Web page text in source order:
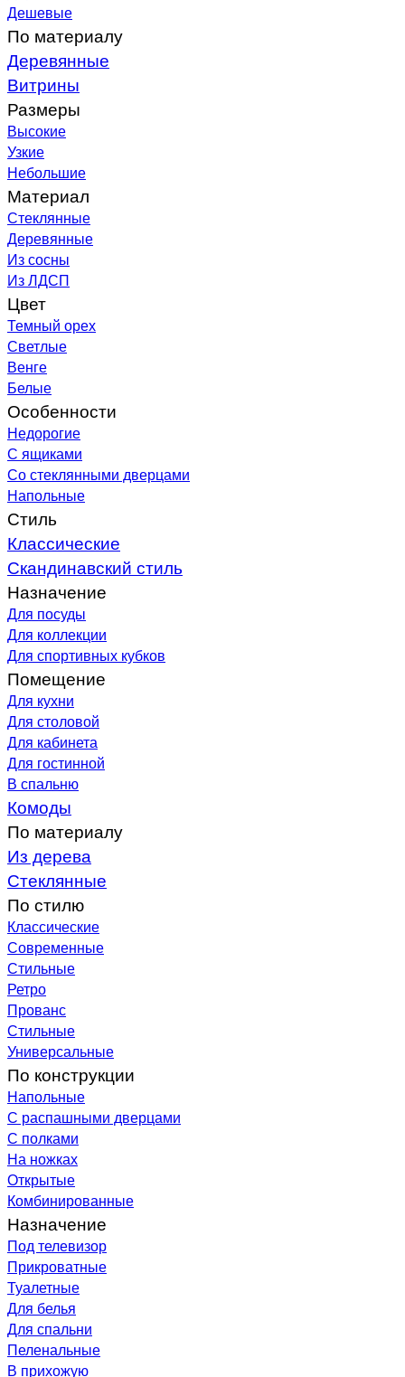
Дешевые
По материалу
Деревянные
Витрины
Размеры
Высокие
Узкие
Небольшие
Материал
Стеклянные
Деревянные
Из сосны
Из ЛДСП
Цвет
Темный орех
Светлые
Венге
Белые
Особенности
Недорогие
С ящиками
Со стеклянными дверцами
Напольные
Стиль
Классические
Скандинавский стиль
Назначение
Для посуды
Для коллекции
Для спортивных кубков
Помещение
Для кухни
Для столовой
Для кабинета
Для гостинной
В спальню
Комоды
По материалу
Из дерева
Стеклянные
По стилю
Классические
Современные
Стильные
Ретро
Прованс
Стильные
Универсальные
По конструкции
Напольные
С распашными дверцами
С полками
На ножках
Открытые
Комбинированные
Назначение
Под телевизор
Прикроватные
Туалетные
Для белья
Для спальни
Пеленальные
В прихожую